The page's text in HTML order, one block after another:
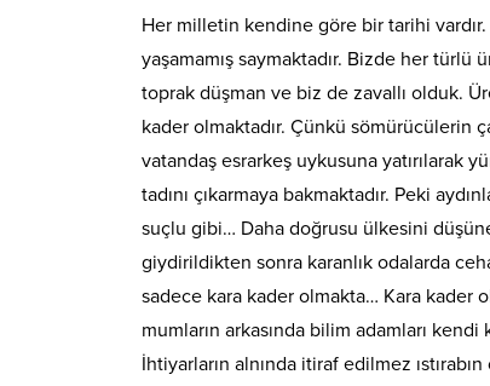
Her milletin kendine göre bir tarihi
yaşamamış saymaktadır. Bizde her
toprak düşman ve biz de zavallı olduk.
kader olmaktadır. Çünkü sömürücülerin
vatandaş esrarkeş uykusuna yatırılarak
tadını çıkarmaya bakmaktadır. Peki
suçlu gibi… Daha doğrusu ülkesini
giydirildikten sonra karanlık odalarda
sadece kara kader olmakta… Kara kader
mumların arkasında bilim adamları
İhtiyarların alnında itiraf edilmez